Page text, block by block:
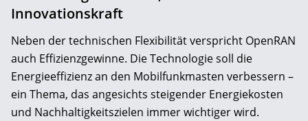
Innovationskraft
Neben der technischen Flexibilität verspricht OpenRAN
auch Effizienzgewinne. Die Technologie soll die
Energieeffizienz an den Mobilfunkmasten verbessern –
ein Thema, das angesichts steigender Energiekosten
und Nachhaltigkeitszielen immer wichtiger wird.